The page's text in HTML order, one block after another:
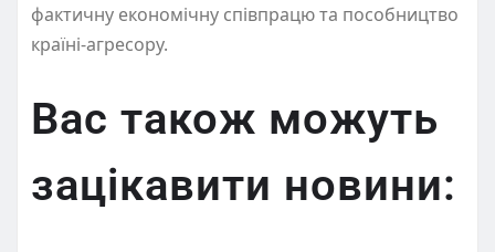
фактичну економічну співпрацю та пособництво
країні-агресору.
Вас також можуть
зацікавити новини: